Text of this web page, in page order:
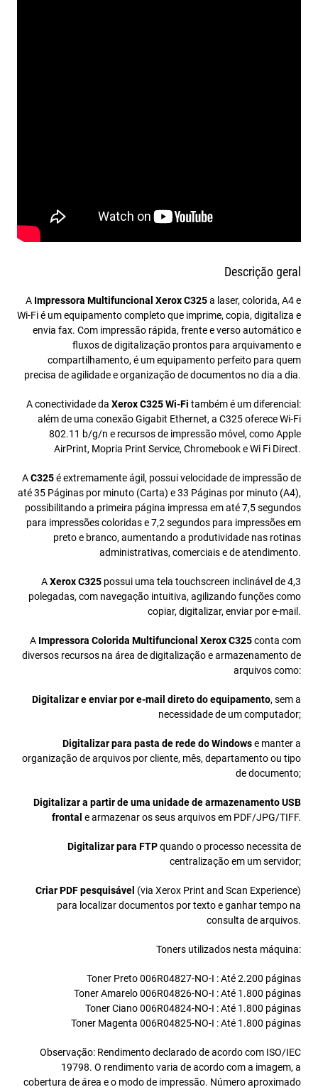
Descrição geral
A Impressora Multifuncional Xerox C325a laser, colorida, A4 e
Wi-Fi é um equipamento completo que imprime, copia, digitaliza e
envia fax. Com impressão rápida, frente e verso automático e
fluxos de digitalização prontos para arquivamento e
compartilhamento, é um equipamento perfeito para quem
precisa de agilidade e organização de documentos no dia a dia.
A conectividade da Xerox C325 Wi-Fi também é um diferencial:
além de uma conexão Gigabit Ethernet, a C325 oferece Wi-Fi
802.11 b/g/n e recursos de impressão móvel, como Apple
AirPrint, Mopria Print Service, Chromebook e Wi Fi Direct.
AC325é extremamente ágil, possui velocidade de impressão de
até 35 Páginas por minuto (Carta) e 33 Páginas por minuto (A4),
possibilitando a primeira página impressa em até 7,5 segundos
para impressões coloridas e 7,2 segundos para impressões em
preto e branco, aumentando a produtividade nas rotinas
administrativas, comerciais e de atendimento.
AXerox C325 possui uma tela touchscreen inclinável de 4,3
polegadas, com navegação intuitiva, agilizando funções como
copiar, digitalizar, enviar por e-mail.
A Impressora Colorida Multifuncional Xerox C325conta com
diversos recursos na área de digitalização e armazenamento de
arquivos como:
Digitalizar e enviar por e-mail direto do equipamento, sem a
necessidade de um computador;
Digitalizar para pasta de rede do Windowse manter a
organização de arquivos por cliente, mês, departamento ou tipo
de documento;
Digitalizar a partir de uma unidade de armazenamento USB
frontal e armazenar os seus arquivos em PDF/JPG/TIFF.
Digitalizar para FTPquando o processo necessita de
centralização em um servidor;
Criar PDF pesquisável (via Xerox Print and Scan Experience)
para localizar documentos por texto e ganhar tempo na
consulta de arquivos.
Toners utilizados nesta máquina:
Toner Preto 006R04827-NO-I : Até 2.200 páginas
Toner Amarelo 006R04826-NO-I : Até 1.800 páginas
Toner Ciano 006R04824-NO-I : Até 1.800 páginas
Toner Magenta 006R04825-NO-I : Até 1.800 páginas
Observação: Rendimento declarado de acordo com ISO/IEC
19798. O rendimento varia de acordo com a imagem, a
cobertura de área e o modo de impressão. Número aproximado